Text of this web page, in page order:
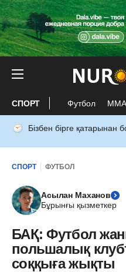
СПОРТ Футбол ММА
Бізбен бірге қатарынан
СПОРТ ФУТБОЛ
Асылан Маханов
Бұрынғы қызметкер
БАҚ: Футбол
польшалық
соққыға жықты